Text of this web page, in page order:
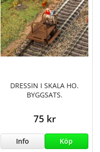
DRESSIN I SKALA HO.
BYGGSATS.
75 kr
Info Köp